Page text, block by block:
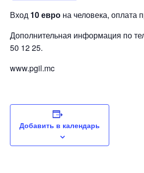
Вход 10 евро на человека, оплата
Дополнительная информация по
50 12 25.
www.pgil.mc
Добавить в календарь